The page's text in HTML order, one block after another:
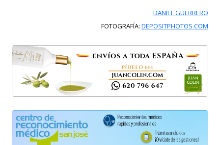
DANIEL GUERRERO
FOTOGRAFÍA: DEPOSITPHOTOS.COM